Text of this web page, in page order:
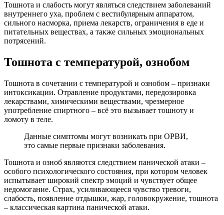
Тошнота и слабость могут являться следствием заболеваний
внутреннего уха, проблем с вестибулярным аппаратом,
сильного насморка, приема лекарств, ограничения в еде и
питательных веществах, а также сильных эмоциональных
потрясений.
Тошнота с температурой, ознобом
Тошнота в сочетании с температурой и ознобом – признаки
интоксикации. Отравление продуктами, передозировка
лекарствами, химическими веществами, чрезмерное
употребление спиртного – всё это вызывает тошноту и
ломоту в теле.
Данные симптомы могут возникать при ОРВИ,
это самые первые признаки заболевания.
Тошнота и озноб являются следствием панической атаки –
особого психологического состояния, при котором человек
испытывает широкий спектр эмоций и чувствует общее
недомогание. Страх, усиливающееся чувство тревоги,
слабость, появление отдышки, жар, головокружение, тошнота
– классическая картина панической атаки.